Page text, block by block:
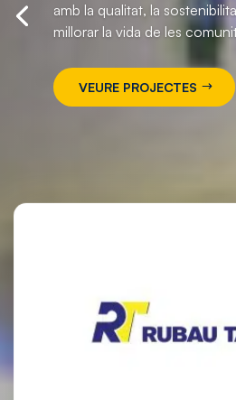
amb la qualitat, la
millorar la vida de les
VEURE PROJECTES